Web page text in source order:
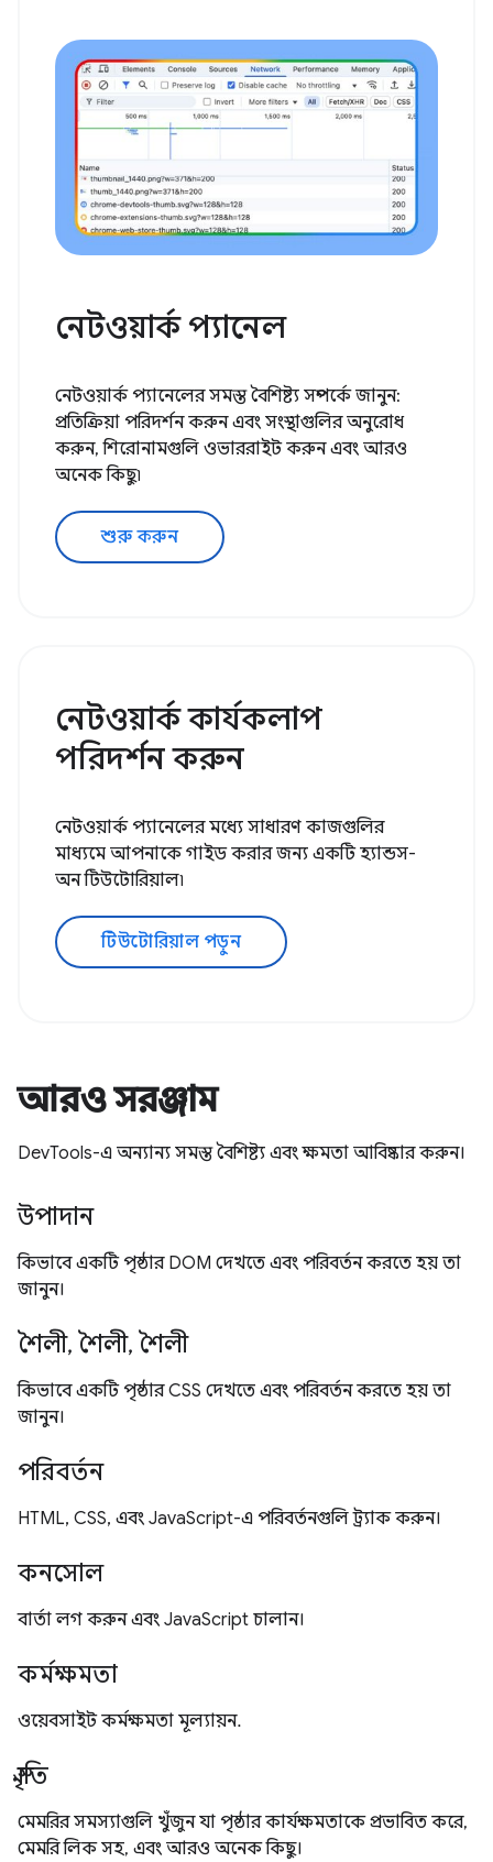
নেটওয়ার্ক প্যানেল
নেটওয়ার্ক প্যানেলের সমস্ত বৈশিষ্ট্য সম্পর্কে জানুন:
প্রতিক্রিয়া পরিদর্শন করুন এবং সংস্থাগুলির অনুরোধ
করুন, শিরোনামগুলি ওভাররাইট করুন এবং আরও
অনেক কিছু৷
শুরু করুন
নেটওয়ার্ক কার্যকলাপ
পরিদর্শন করুন
নেটওয়ার্ক প্যানেলের মধ্যে সাধারণ কাজগুলির
মাধ্যমে আপনাকে গাইড করার জন্য একটি হ্যান্ডস-
অন টিউটোরিয়াল৷
টিউটোরিয়াল পড়ুন
আরও সরঞ্জাম
DevTools-এ অন্যান্য সমস্ত বৈশিষ্ট্য এবং ক্ষমতা আবিষ্কার করুন।
উপাদান
কিভাবে একটি পৃষ্ঠার DOM দেখতে এবং পরিবর্তন করতে হয় তা
জানুন।
শৈলী, শৈলী, শৈলী
কিভাবে একটি পৃষ্ঠার CSS দেখতে এবং পরিবর্তন করতে হয় তা
জানুন।
পরিবর্তন
HTML, CSS, এবং JavaScript-এ পরিবর্তনগুলি ট্র্যাক করুন।
কনসোল
বার্তা লগ করুন এবং JavaScript চালান।
কর্মক্ষমতা
ওয়েবসাইট কর্মক্ষমতা মূল্যায়ন.
স্মৃতি
মেমরির সমস্যাগুলি খুঁজুন যা পৃষ্ঠার কার্যক্ষমতাকে প্রভাবিত করে,
মেমরি লিক সহ, এবং আরও অনেক কিছু।